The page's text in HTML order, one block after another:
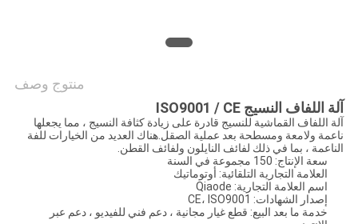
منتوج وصف
آلة اللفاف النسيج ISO9001 / CE
آلة اللفاف القماشية للنسيج قادرة على زيادة كثافة النسيج ، مما يجعلها
ناعمة ولامعة ومسطحة بعد عملية الصقل.هناك العديد من الخيارات للفة
الناعمة ، بما في ذلك لفائف النايلون ولفائف القطن.
سعة الإنتاج: 150 مجموعة في السنة
العلامة التجارية التلقائية: أوتوماتيك
اسم العلامة التجارية: Qiaode
إصدار الشهادات: CE، ISO9001
خدمة ما بعد البيع: قطع غيار مجانية ، دعم فني للفيديو ، دعم عبر